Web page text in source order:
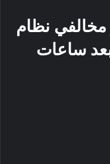
نظام
ساعات